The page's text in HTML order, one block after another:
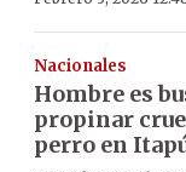
Nacionales
Hombre es
propinar
perro en